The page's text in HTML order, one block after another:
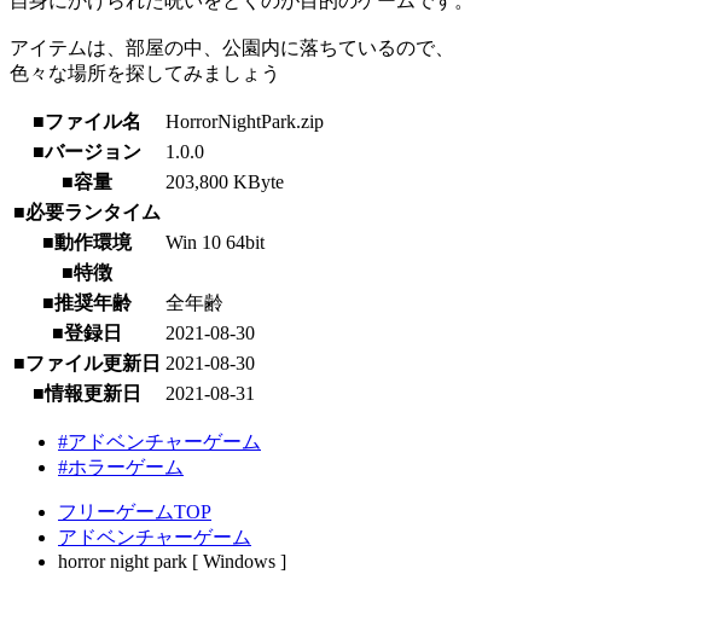
アイテムは、部屋の中、公園内に落ちているので、
色々な場所を探してみましょう
■ファイル名
HorrorNightPark.zip
■バージョン
1.0.0
■容量
203,800 KByte
■必要ランタイム
■動作環境
Win 10 64bit
■特徴
■推奨年齢
全年齢
■登録日
2021-08-30
■ファイル更新日 2021-08-30
■情報更新日
2021-08-31
#アドベンチャーゲーム
#ホラーゲーム
フリーゲームTOP
アドベンチャーゲーム
horror night park [ Windows ]